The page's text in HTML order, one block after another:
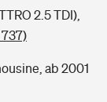
2.5 TDI),
ab 2001